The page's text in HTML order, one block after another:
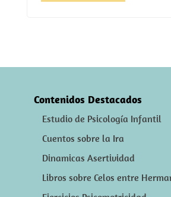
Contenidos Destacados
Estudio de Psicología Infantil
Cuentos sobre la Ira
Dinamicas Asertividad
Libros sobre Celos entre